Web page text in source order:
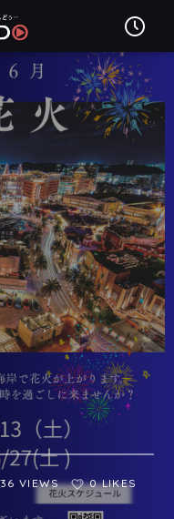
36 VIEWS
0 LIKES